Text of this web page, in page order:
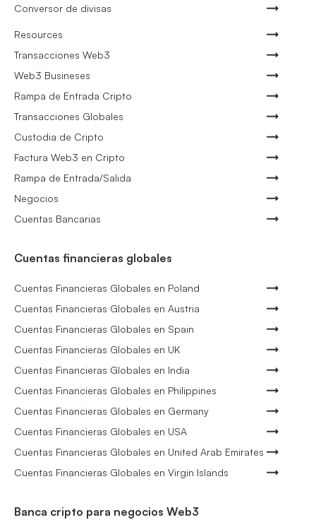
Conversor de divisas
Resources
Transacciones Web3
Web3 Busineses
Rampa de Entrada Cripto
Transacciones Globales
Custodia de Cripto
Factura Web3 en Cripto
Rampa de Entrada/Salida
Negocios
Cuentas Bancarias
Cuentas financieras globales
Cuentas Financieras Globales en Poland
Cuentas Financieras Globales en Austria
Cuentas Financieras Globales en Spain
Cuentas Financieras Globales en UK
Cuentas Financieras Globales en India
Cuentas Financieras Globales en Philippines
Cuentas Financieras Globales en Germany
Cuentas Financieras Globales en USA
Cuentas Financieras Globales en United Arab Emirates
Cuentas Financieras Globales en Virgin Islands
Banca cripto para negocios Web3